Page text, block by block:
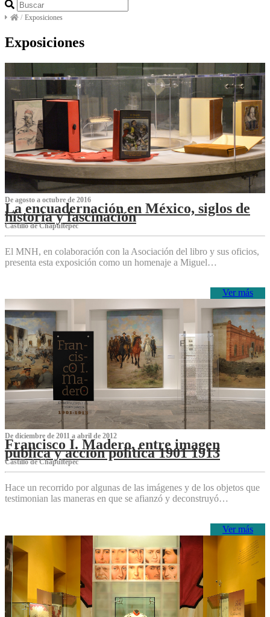
/ Exposiciones
Exposiciones
De agosto a octubre de 2016
La encuadernación en México, siglos de
historia y fascinación
Castillo de Chapultepec
El MNH, en colaboración con la Asociación del libro y sus oficios,
presenta esta exposición como un homenaje a Miguel…
Ver más
De diciembre de 2011 a abril de 2012
Francisco I. Madero, entre imagen
pública y acción política 1901 1913
Castillo de Chapultepec
Hace un recorrido por algunas de las imágenes y de los objetos que
testimonian las maneras en que se afianzó y deconstruyó…
Ver más